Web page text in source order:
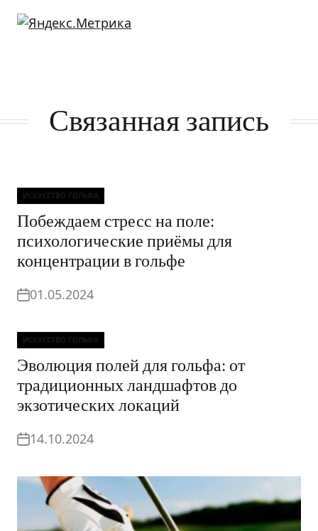
Связанная запись
Рубрики
ИСКУССТВО ГОЛЬФА
Побеждаем стресс на поле:
психологические приёмы для
концентрации в гольфе
01.05.2024
Рубрики
ИСКУССТВО ГОЛЬФА
Эволюция полей для гольфа: от
традиционных ландшафтов до
экзотических локаций
14.10.2024